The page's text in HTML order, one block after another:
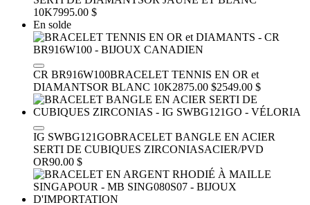
10K7995.00 $
En solde
CR BR916W100BRACELET TENNIS EN OR et
DIAMANTSOR BLANC 10K2875.00 $2549.00 $
IG SWBG121GOBRACELET BANGLE EN ACIER
SERTI DE CUBIQUES ZIRCONIASACIER/PVD
OR90.00 $